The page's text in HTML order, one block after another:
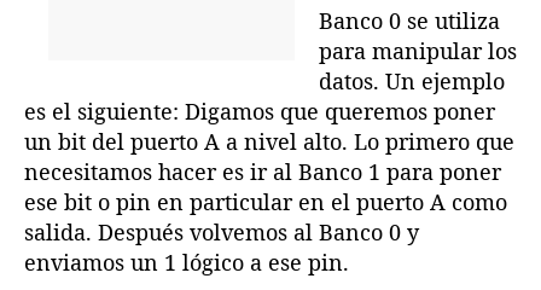
Banco 0 se utiliza
para manipular los
datos. Un ejemplo
es el siguiente: Digamos que queremos poner
un bit del puerto A a nivel alto. Lo primero que
necesitamos hacer es ir al Banco 1 para poner
ese bit o pin en particular en el puerto A como
salida. Después volvemos al Banco 0 y
enviamos un 1 lógico a ese pin.